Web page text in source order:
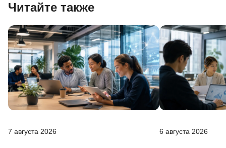
Читайте также
7 августа 2026 6 августа 2026